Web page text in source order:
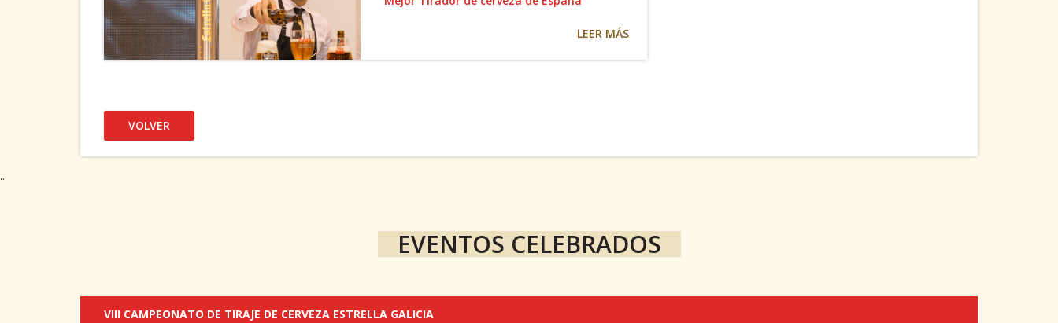
LEER MÁS
VOLVER
..
EVENTOS CELEBRADOS
VIII CAMPEONATO DE TIRAJE DE CERVEZA ESTRELLA GALICIA